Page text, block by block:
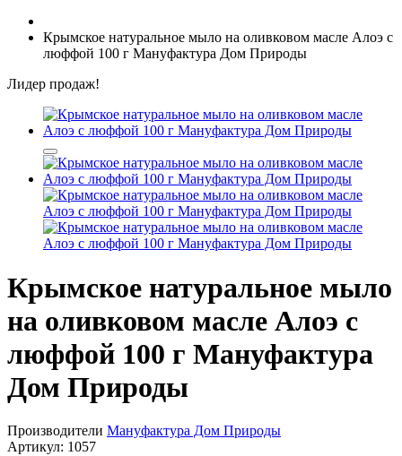
Крымское натуральное мыло на оливковом масле Алоэ с
люффой 100 г Мануфактура Дом Природы
Лидер продаж!
Крымское натуральное мыло
на оливковом масле Алоэ с
люффой 100 г Мануфактура
Дом Природы
Производители Мануфактура Дом Природы
Артикул: 1057